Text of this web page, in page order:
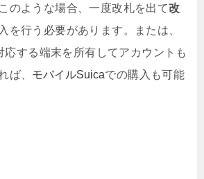
のような場合、一度改札を出て改
を行う必要があります。または、
する端末を所有してアカウントも
ば、 モバイルSuicaでの購入も可能